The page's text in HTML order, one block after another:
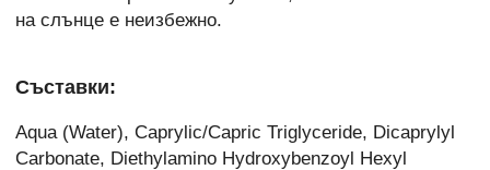
на слънце е неизбежно.
Съставки:
Aqua (Water), Caprylic/Capric Triglyceride, Dicaprylyl
Carbonate, Diethylamino Hydroxybenzoyl Hexyl